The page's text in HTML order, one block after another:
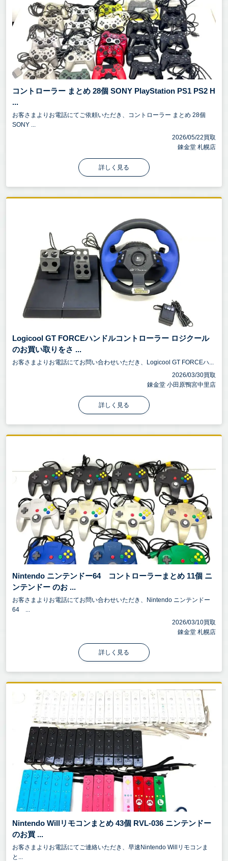
コントローラー まとめ 28個 SONY PlayStation PS1 PS2 H
...
お客さまよりお電話にてご依頼いただき、コントローラー まとめ 28個
SONY ...
2026/05/22買取
錬金堂 札幌店
詳しく見る
Logicool GT FORCEハンドルコントローラー ロジクール
のお買い取りをさ ...
お客さまよりお電話にてお問い合わせいただき、Logicool GT FORCEハ...
2026/03/30買取
錬金堂 小田原鴨宮中里店
詳しく見る
Nintendo ニンテンドー64 コントローラーまとめ 11個 ニ
ンテンドー のお ...
お客さまよりお電話にてお問い合わせいただき、Nintendo ニンテンドー
64 ...
2026/03/10買取
錬金堂 札幌店
詳しく見る
Nintendo Willリモコンまとめ 43個 RVL-036 ニンテンドー
のお買 ...
お客さまよりお電話にてご連絡いただき、早速Nintendo Willリモコンま
と...